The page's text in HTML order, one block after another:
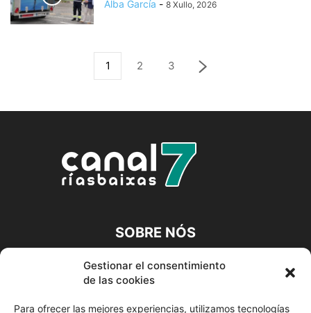
Gestionar el consentimiento
de las cookies
Para ofrecer las mejores experiencias, utilizamos tecnologías
Alba García - 8 Xullo, 2026
1 2 3
SOBRE NÓS
A CANLE DIXITAL DA TÚA COMARCA